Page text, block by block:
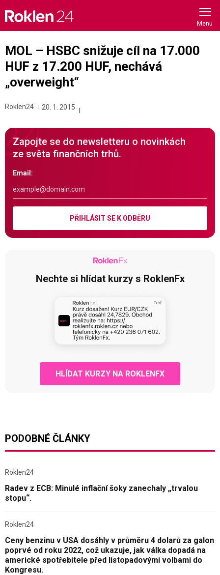
content
MOL – HSBC snižuje cíl na 17.000
HUF z 17.200 HUF, nechává
„overweight“
Roklen24 20. 1. 2015
Zapojte se do newsletteru o novinkách
ze světa finančních trhů.
Email:
PŘIHLÁSIT SE K ODBĚRU
Nechte si hlídat kurzy s RoklenFx
HLÍDAT KURZY NA ROKLENFX
PODOBNÉ ČLÁNKY
Roklen24
Radev z ECB: Minulé inflační šoky zanechaly „trvalou
stopu“.
Roklen24
Ceny benzinu v USA dosáhly v průměru 4 dolarů za galon
poprvé od roku 2022, což ukazuje, jak válka dopadá na
americké spotřebitele před listopadovými volbami do
Kongresu.